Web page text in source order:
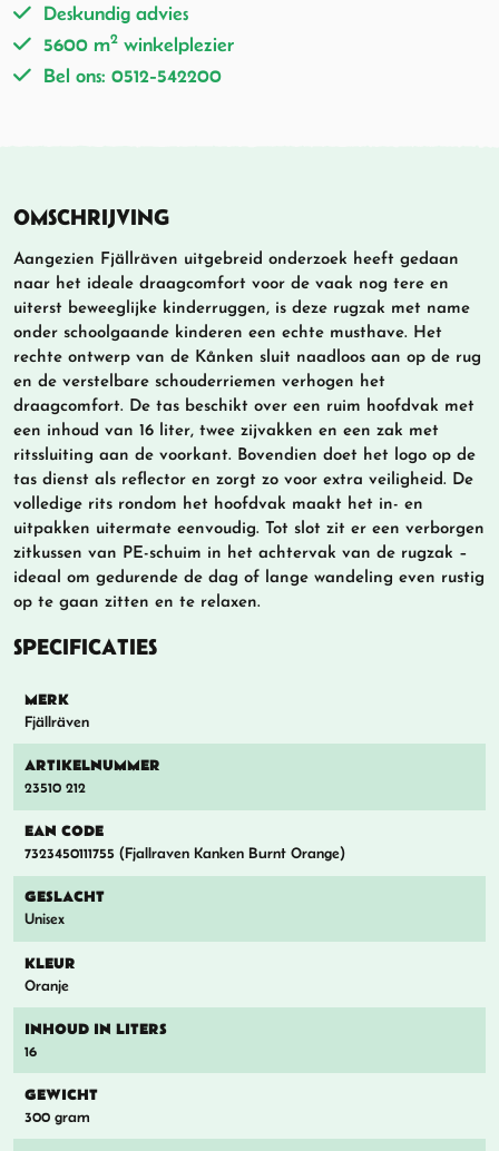
Deskundig advies
5600 m2 winkelplezier
Bel ons: 0512-542200
OMSCHRIJVING
Aangezien Fjällräven uitgebreid onderzoek heeft gedaan
naar het ideale draagcomfort voor de vaak nog tere en
uiterst beweeglijke kinderruggen, is deze rugzak met name
onder schoolgaande kinderen een echte musthave. Het
rechte ontwerp van de Kånken sluit naadloos aan op de rug
en de verstelbare schouderriemen verhogen het
draagcomfort. De tas beschikt over een ruim hoofdvak met
een inhoud van 16 liter, twee zijvakken en een zak met
ritssluiting aan de voorkant. Bovendien doet het logo op de
tas dienst als reflector en zorgt zo voor extra veiligheid. De
volledige rits rondom het hoofdvak maakt het in- en
uitpakken uitermate eenvoudig. Tot slot zit er een verborgen
zitkussen van PE-schuim in het achtervak van de rugzak –
ideaal om gedurende de dag of lange wandeling even rustig
op te gaan zitten en te relaxen.
SPECIFICATIES
MERK
Fjällräven
ARTIKELNUMMER
23510 212
EAN CODE
7323450111755 (Fjallraven Kanken Burnt Orange)
GESLACHT
Unisex
KLEUR
Oranje
INHOUD IN LITERS
16
GEWICHT
300 gram